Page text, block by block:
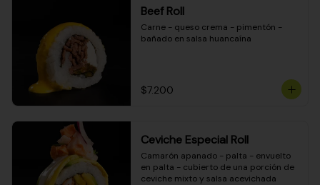
Beef Roll
Carne - queso crema - pimentón -
bañado en salsa huancaína
$7.200
Ceviche Especial Roll
Camarón apanado - palta - envuelto
en palta - cubierto de una porción de
ceviche mixto y salsa acevichada